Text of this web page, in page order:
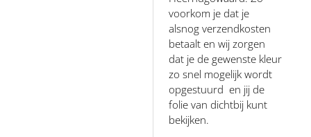
voorkom je dat je
alsnog verzendkosten
betaalt en wij zorgen
dat je de gewenste kleur
zo snel mogelijk wordt
opgestuurd en jij de
folie van dichtbij kunt
bekijken.